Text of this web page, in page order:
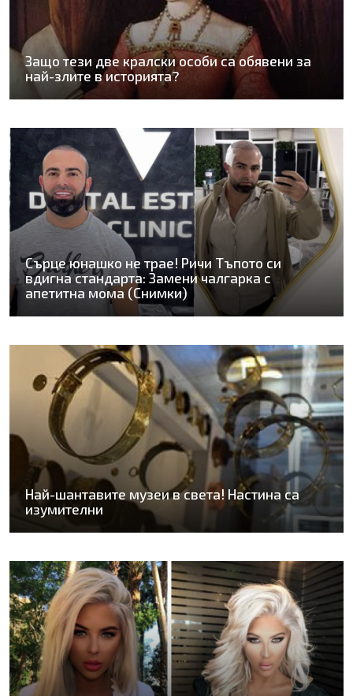
Защо тези две кралски особи са обявени за
най-злите в историята?
Сърце юнашко не трае! Ричи Тъпото си
вдигна стандарта: Замени чалгарка с
апетитна мома (Снимки)
Най-шантавите музеи в света! Настина са
изумителни